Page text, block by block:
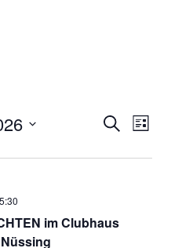
SUCHE
SucheListe
im Clubhaus